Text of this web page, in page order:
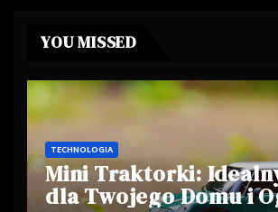
YOU MISSED
TECHNOLOGIA
Mini Traktorki:
dla Twojego Domu i